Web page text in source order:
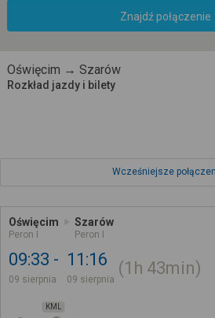
Znajdź połączenie
Oświęcim → Szarów
Rozkład jazdy i bilety
Wcześniejsze
Oświęcim
Peron I
Szarów
Peron I
09:33
09 sierpnia
11:16
09 sierpnia
1h 43min
KML